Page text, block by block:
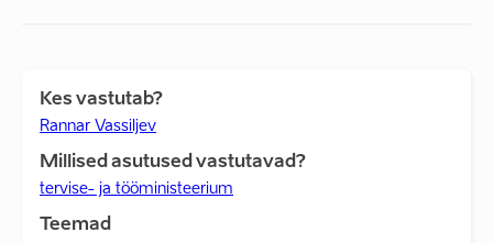
Kes vastutab?
Rannar Vassiljev
Millised asutused vastutavad?
tervise- ja tööministeerium
Teemad